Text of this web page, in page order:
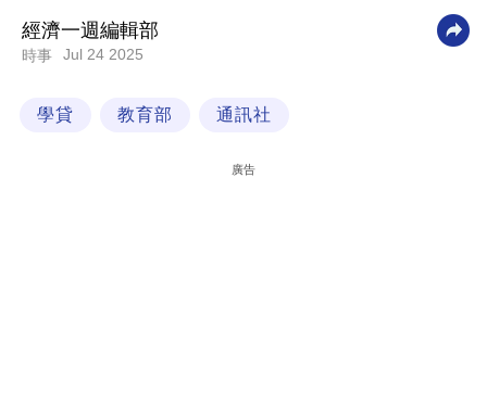
業
科
經濟一週編輯部
時事 Jul 24 2025
學貸 教育部 通訊社
廣告